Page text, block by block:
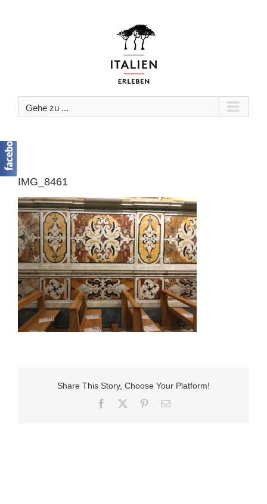
Gehe zu ...
IMG_8461
Share This Story, Choose Your Platform!
Facebook
Pinterest
E-